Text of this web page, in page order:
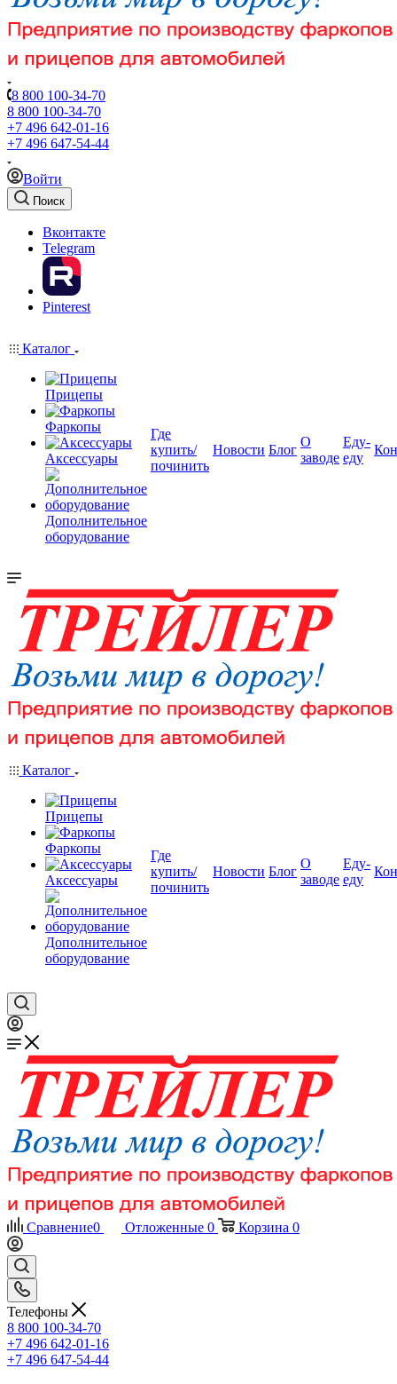
8 800 100-34-70
8 800 100-34-70
+7 496 642-01-16
+7 496 647-54-44
Войти
Поиск
Вконтакте
Telegram
Pinterest
Каталог
Прицепы
Фаркопы
Аксессуары
Дополнительное
оборудование
Где
купить/
починить
Новости Блог
О
заводе
Еду-
еду
Каталог
Прицепы
Фаркопы
Аксессуары
Дополнительное
оборудование
Где
купить/
починить
Новости Блог
О
заводе
Еду-
еду
Сравнение0 Отложенные 0 Корзина 0
Телефоны
8 800 100-34-70
+7 496 642-01-16
+7 496 647-54-44